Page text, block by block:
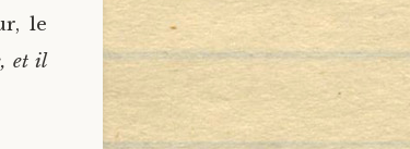
le
et il